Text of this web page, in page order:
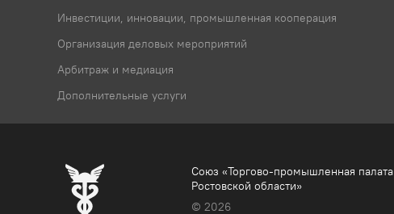
Инвестиции, инновации, промышленная кооперация
Организация деловых мероприятий
Арбитраж и медиация
Дополнительные услуги
Союз «Торгово-промышленная палата
Ростовской области»
© 2026